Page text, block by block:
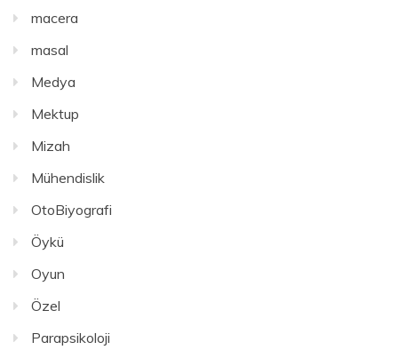
macera
masal
Medya
Mektup
Mizah
Mühendislik
OtoBiyografi
Öykü
Oyun
Özel
Parapsikoloji